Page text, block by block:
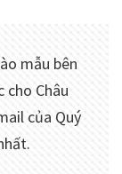
mẫu bên
cho Châu
của Quý